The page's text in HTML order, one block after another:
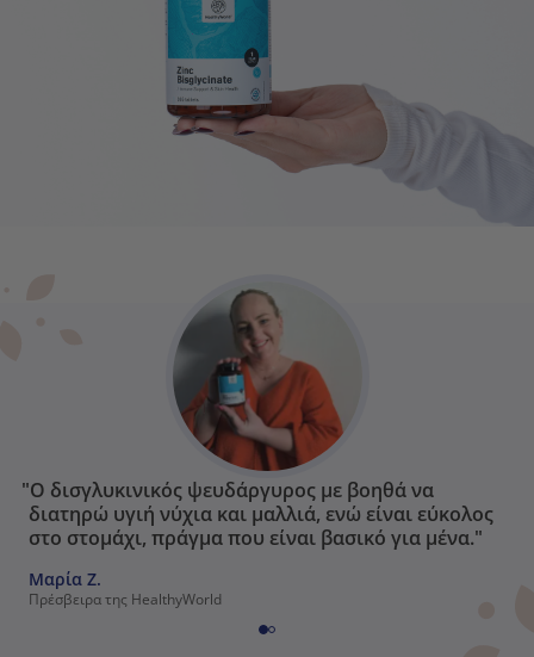
"Ο δισγλυκινικός ψευδάργυρος με βοηθά να
διατηρώ υγιή νύχια και μαλλιά, ενώ είναι εύκολος
στο στομάχι, πράγμα που είναι βασικό για μένα."
Μαρία Ζ.
Πρέσβειρα της HealthyWorld